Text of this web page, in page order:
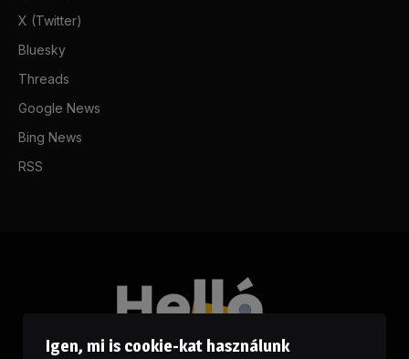
X (Twitter)
Bluesky
Threads
Google News
Bing News
RSS
Igen, mi is cookie-kat használunk